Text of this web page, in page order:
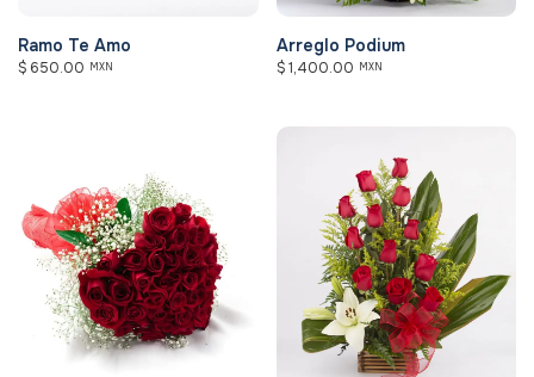
Ramo Te Amo
$ 650.00 MXN
Arreglo Podium
$1,400.00 MXN